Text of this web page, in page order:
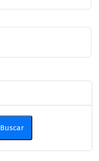
Buscar